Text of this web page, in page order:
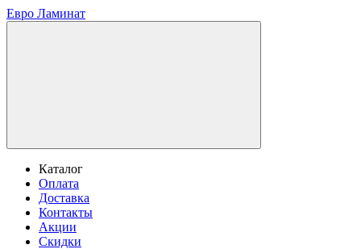
Евро Ламинат
Каталог
Оплата
Доставка
Контакты
Акции
Скидки